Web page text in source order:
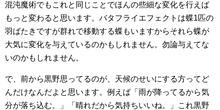
混沌魔術でもこれと同じことでほんの些細な変化を行えば
もっと変わると思います。バタフライエフェクトは蝶1匹の
羽ばたきですが群れで移動する蝶もいますからそれら蝶が
大気に変化を与えているのかもしれません。勿論与えてな
いのかもしれません。
で、前から黒野思ってるのが、天候のせいにする方ってど
んだけなんだよと思います。例えば「雨が降ってるから気
分が落ち込む。」「晴れだから気持ちいいね。」これ黒野